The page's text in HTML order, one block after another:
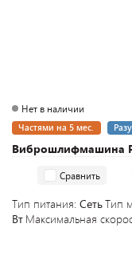
Виброшлифмашина
Нет в наличии
Частями на 5 мес.
Сравнить
Тип питания: СетьТип
Вт Максимальная